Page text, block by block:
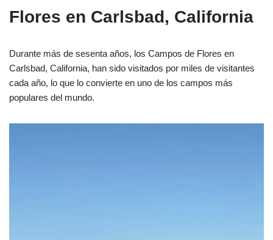
Flores en Carlsbad, California
Durante más de sesenta años, los Campos de Flores en
Carlsbad, California, han sido visitados por miles de visitantes
cada año, lo que lo convierte en uno de los campos más
populares del mundo.